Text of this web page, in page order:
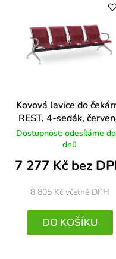
Kovová lavice do
REST, 4-sedák,
Dostupnost: odesíláme
dnů
7 277 Kč bez
8 805 Kč včetně DPH
DO KOŠÍKU